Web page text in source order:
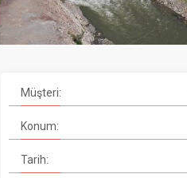
Müşteri:
Konum:
Tarih: